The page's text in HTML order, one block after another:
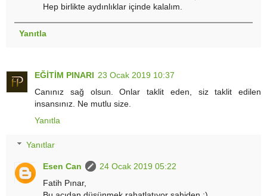
Hep birlikte aydınlıklar içinde kalalım.
Yanıtla
EĞİTİM PINARI 23 Ocak 2019 10:37
Canınız sağ olsun. Onlar taklit eden, siz taklit edilen
insansınız. Ne mutlu size.
Yanıtla
Yanıtlar
Esen Can
24 Ocak 2019 05:22
Fatih Pınar,